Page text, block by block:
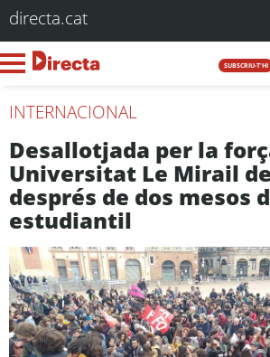
directa.cat
SUBSCRIU-T'HI
INTERNACIONAL
Desallotjada per la
Universitat Le Mirail
després de dos mesos
estudiantil